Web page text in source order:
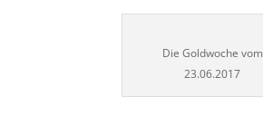
Die Goldwoche vom
23.06.2017